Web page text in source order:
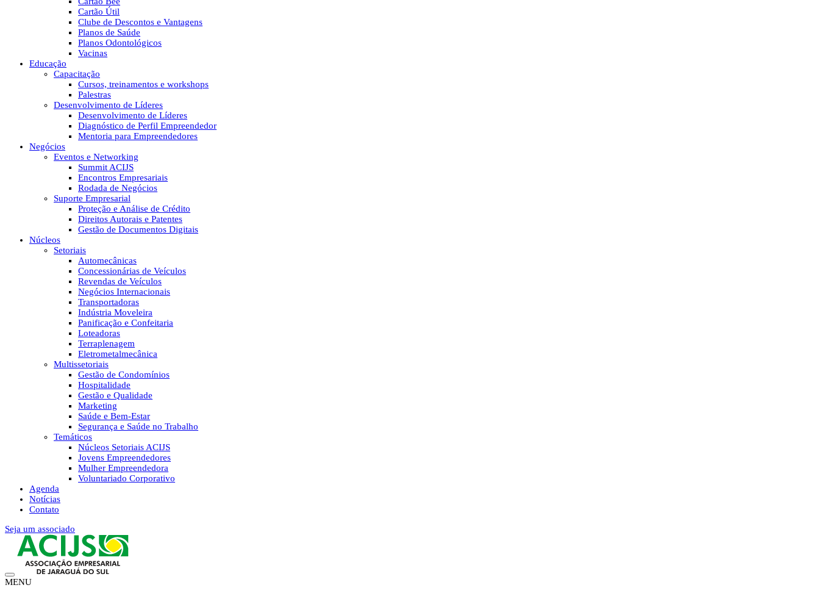
Cartão Útil
Clube de Descontos e Vantagens
Planos de Saúde
Planos Odontológicos
Vacinas
Educação
Capacitação
Cursos, treinamentos e workshops
Palestras
Desenvolvimento de Líderes
Desenvolvimento de Líderes
Diagnóstico de Perfil Empreendedor
Mentoria para Empreendedores
Negócios
Eventos e Networking
Summit ACIJS
Encontros Empresariais
Rodada de Negócios
Suporte Empresarial
Proteção e Análise de Crédito
Direitos Autorais e Patentes
Gestão de Documentos Digitais
Núcleos
Setoriais
Automecânicas
Concessionárias de Veículos
Revendas de Veículos
Negócios Internacionais
Transportadoras
Indústria Moveleira
Panificação e Confeitaria
Loteadoras
Terraplenagem
Eletrometalmecânica
Multissetoriais
Gestão de Condomínios
Hospitalidade
Gestão e Qualidade
Marketing
Saúde e Bem-Estar
Segurança e Saúde no Trabalho
Temáticos
Núcleos Setoriais ACIJS
Jovens Empreendedores
Mulher Empreendedora
Voluntariado Corporativo
Agenda
Notícias
Contato
Seja um associado
MENU